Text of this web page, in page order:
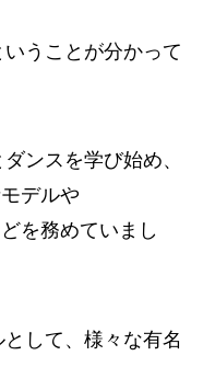
いうことが分かって
ンスを学び始め、
デルや
を務めていまし
して、様々な有名